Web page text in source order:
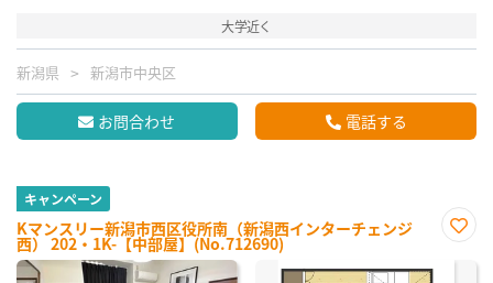
大学近く
新潟県 新潟市中央区
お問合わせ 電話する
キャンペーン
Kマンスリー新潟市西区役所南（新潟西インターチェンジ
西） 202・1K-【中部屋】(No.712690)
に入